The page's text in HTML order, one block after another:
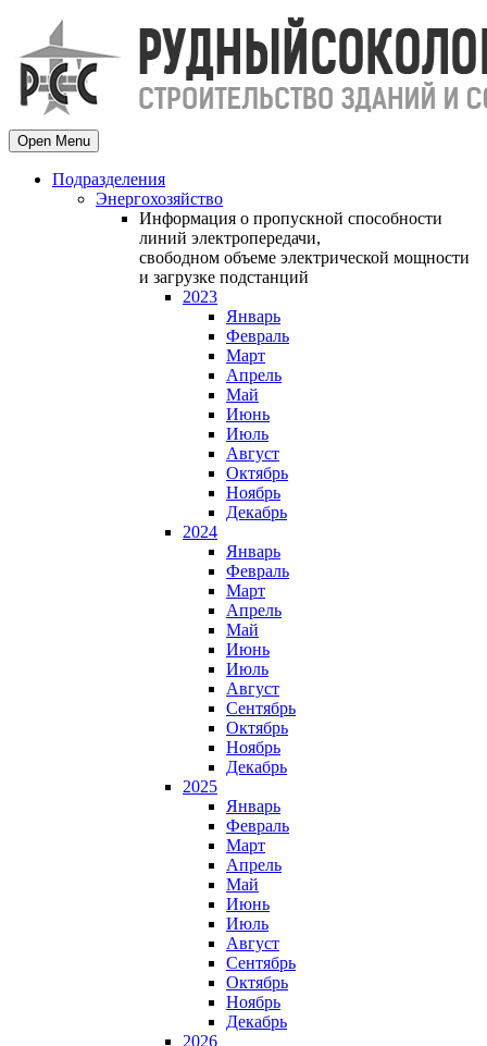
Open Menu
Подразделения
Энергохозяйство
Информация о пропускной способности
линий электропередачи,
свободном объеме электрической мощности
и загрузке подстанций
2023
Январь
Февраль
Март
Апрель
Май
Июнь
Июль
Август
Октябрь
Ноябрь
Декабрь
2024
Январь
Февраль
Март
Апрель
Май
Июнь
Июль
Август
Сентябрь
Октябрь
Ноябрь
Декабрь
2025
Январь
Февраль
Март
Апрель
Май
Июнь
Июль
Август
Сентябрь
Октябрь
Ноябрь
Декабрь
2026